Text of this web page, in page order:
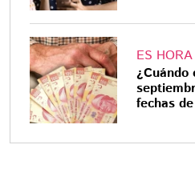
ES HORA
¿Cuándo
fechas